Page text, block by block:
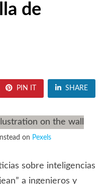
de
PIN IT SHARE
on Pexels
sobre inteligencias
a ingenieros y